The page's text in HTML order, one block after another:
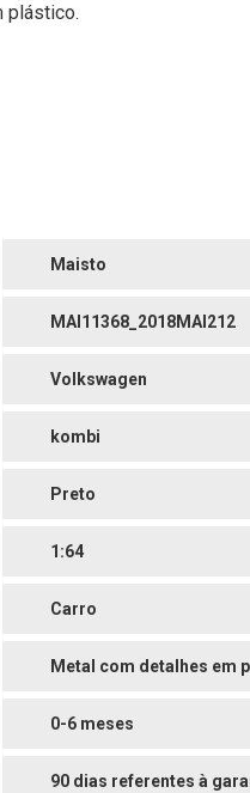
plástico.
Maisto
MAI11368_2018MAI212
Volkswagen
kombi
Preto
1:64
Carro
Metal com detalhes em
0-6 meses
90 dias referentes à